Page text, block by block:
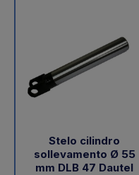
Stelo cilindro
sollevamento Ø 55
mm DLB 47 Dautel